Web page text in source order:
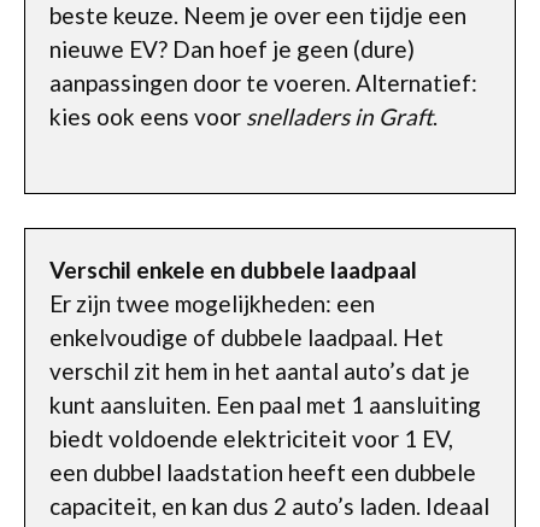
beste keuze. Neem je over een tijdje een
nieuwe EV? Dan hoef je geen (dure)
aanpassingen door te voeren. Alternatief:
kies ook eens voor snelladers in Graft.
Verschil enkele en dubbele laadpaal
Er zijn twee mogelijkheden: een
enkelvoudige of dubbele laadpaal. Het
verschil zit hem in het aantal auto’s dat je
kunt aansluiten. Een paal met 1 aansluiting
biedt voldoende elektriciteit voor 1 EV,
een dubbel laadstation heeft een dubbele
capaciteit, en kan dus 2 auto’s laden. Ideaal